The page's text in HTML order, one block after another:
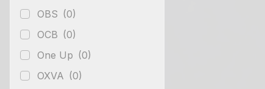
OBS (0)
OCB (0)
One Up (0)
OXVA (0)